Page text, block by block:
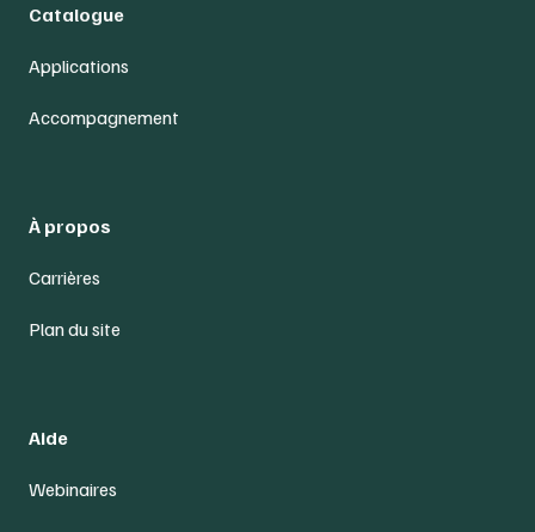
Catalogue
Applications
Accompagnement
À propos
Carrières
Plan du site
Aide
Webinaires